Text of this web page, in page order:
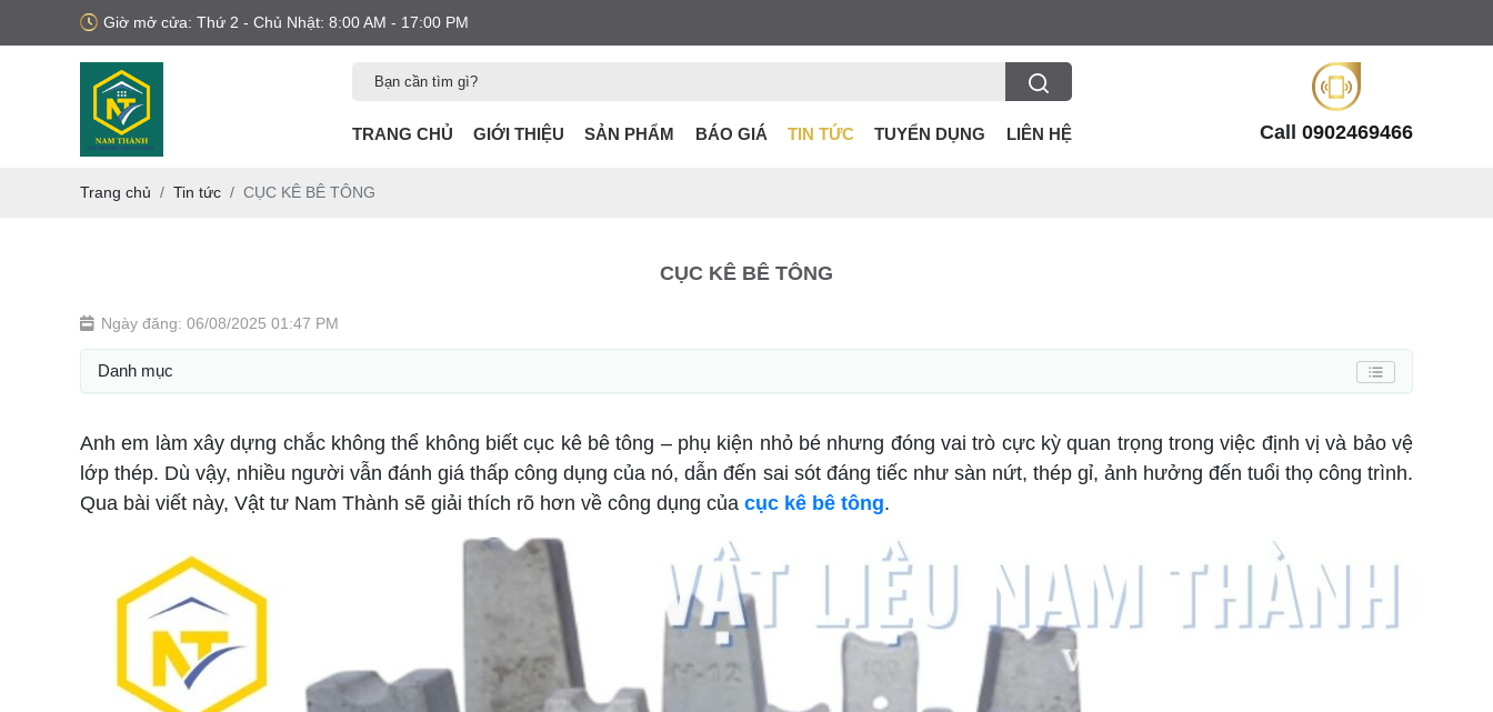
Giờ mở cửa: Thứ 2 - Chủ Nhật: 8:00 AM - 17:00 PM
TRANG CHỦ GIỚI THIỆU SẢN PHẨM BÁO GIÁ TIN TỨC TUYỂN DỤNG LIÊN HỆ Call 0902469466
Trang chủ Tin tức CỤC KÊ BÊ TÔNG
CỤC KÊ BÊ TÔNG
Ngày đăng: 06/08/2025 01:47 PM
Danh mục
Anh em làm xây dựng chắc không thể không biết cục kê bê tông – phụ kiện nhỏ bé nhưng đóng vai trò cực kỳ quan trọng trong việc định vị và bảo vệ
lớp thép. Dù vậy, nhiều người vẫn đánh giá thấp công dụng của nó, dẫn đến sai sót đáng tiếc như sàn nứt, thép gỉ, ảnh hưởng đến tuổi thọ công trình.
Qua bài viết này, Vật tư Nam Thành sẽ giải thích rõ hơn về công dụng của cục kê bê tông.